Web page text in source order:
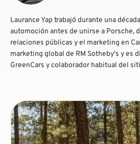
Laurance Yap trabajó durante una
automoción antes de unirse a Porsche,
relaciones públicas y el marketing en
marketing global de RM Sotheby's y es
GreenCars y colaborador habitual del